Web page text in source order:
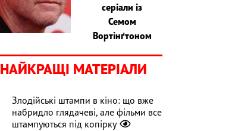
серіали із
Семом
Вортінґтоном
НАЙКРАЩІ МАТЕРІАЛИ
Злодійські штампи в кіно: що вже
набридло глядачеві, але фільми все
штампуються під копірку